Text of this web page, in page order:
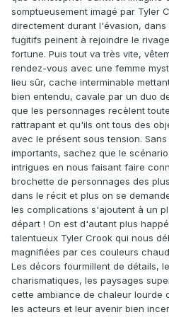
somptueusement imagé par Tyler
directement durant l'évasion,
fugitifs peinent à rejoindre le
fortune. Puis tout va très vite,
rendez-vous avec une femme
lieu sûr, cache interminable
bien entendu, cavale par un duo
que les personnages recèlent
rattrapant et qu'ils ont tous des
avec le présent sous tension.
importants, sachez que le
intrigues en nous faisant faire
brochette de personnages des
dans le récit et plus on se
les complications s'ajoutent à un
départ ! On est d'autant plus
talentueux Tyler Crook qui nous
magnifiées par ces couleurs
Les décors fourmillent de détails,
charismatiques, les paysages
cette ambiance de chaleur lourde
les acteurs et leur avenir bien